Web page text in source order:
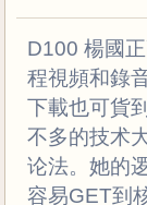
D100 楊國
程視頻和錄
下載也可貨
不多的技术
论法。她的
容易GET到